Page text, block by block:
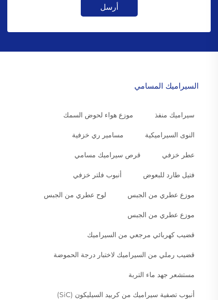
أرسل
السيراميك المسامي
سيراميك منفذ موزع هواء لحوض السمك
النوى السيراميكية مسامير ري خزفية
عطر خزفي قرص سيراميك مسامي
فتيل طارد للبعوض أنبوب فلتر خزفي
موزع عطري من الجبس لوح عطري من الجبس
موزع عطري من الجبس
قضيب كهربائي مرجعي من السيراميك
قضيب رملي من السيراميك لاختبار درجة الحموضة
مستشعر جهد ماء التربة
أنبوب تصفية سيراميك من كربيد السيليكون (SiC)